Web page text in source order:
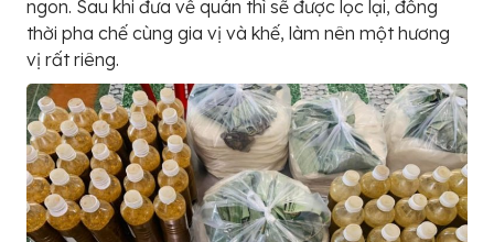
ngon. Sau khi đưa về quán thì sẽ được lọc lại, đồng
thời pha chế cùng gia vị và khế, làm nên một hương
vị rất riêng.